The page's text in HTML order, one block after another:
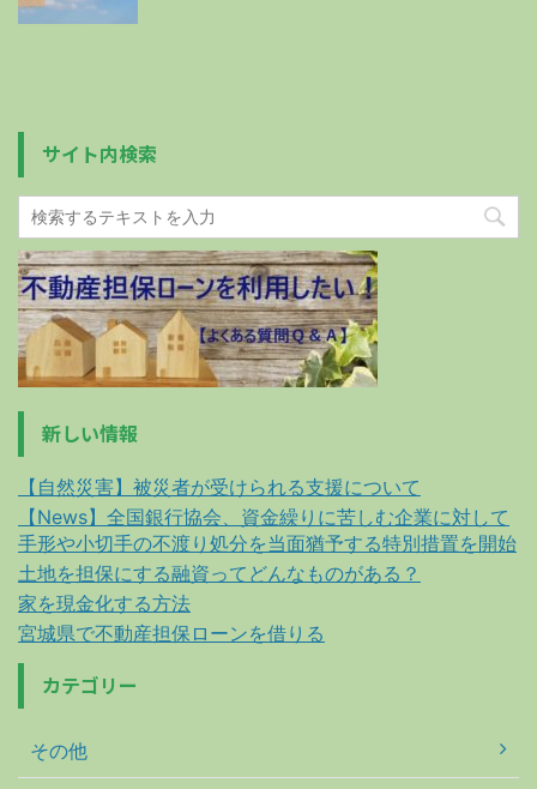
サイト内検索
新しい情報
【自然災害】被災者が受けられる支援について
【News】全国銀行協会、資金繰りに苦しむ企業に対して
手形や小切手の不渡り処分を当面猶予する特別措置を開始
土地を担保にする融資ってどんなものがある？
家を現金化する方法
宮城県で不動産担保ローンを借りる
カテゴリー
その他